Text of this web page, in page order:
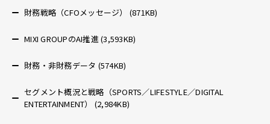
財務戦略（CFOメッセージ） (871KB)
MIXI GROUPのAI推進 (3,593KB)
財務・非財務データ (574KB)
セグメント概況と戦略（SPORTS／LIFESTYLE／DIGITAL
ENTERTAINMENT） (2,984KB)